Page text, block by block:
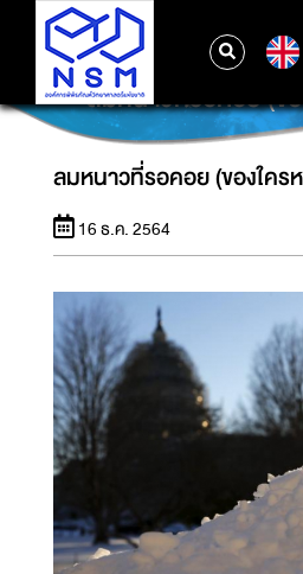
ลมหนาวที่รอคอย (ข
ลมหนาวที่รอคอย (ของใคร
16 ธ.ค. 2564